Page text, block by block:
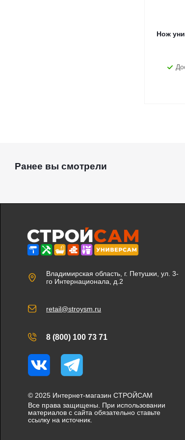
Нож
Ранее вы смотрели
Владимирская область, г. Петушки, ул. 3-
го Интернационала, д.2
retail@stroysm.ru
8 (800) 100 73 71
Вконтакте
Telegram
© 2025 Интернет-магазин СТРОЙСАМ
Все права защищены. При использовании
материалов с сайта обязательно ставьте
ссылку на источник.